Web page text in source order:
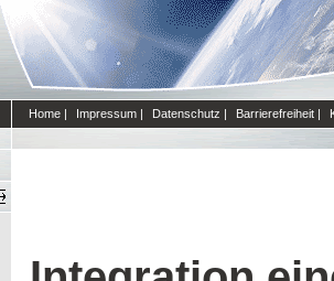
Home | Impressum | Datenschutz | Barrierefreiheit |